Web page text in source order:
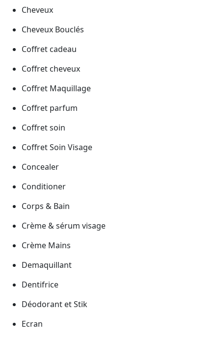
Cheveux
Cheveux Bouclés
Coffret cadeau
Coffret cheveux
Coffret Maquillage
Coffret parfum
Coffret soin
Coffret Soin Visage
Concealer
Conditioner
Corps & Bain
Crème & sérum visage
Crème Mains
Demaquillant
Dentifrice
Déodorant et Stik
Ecran